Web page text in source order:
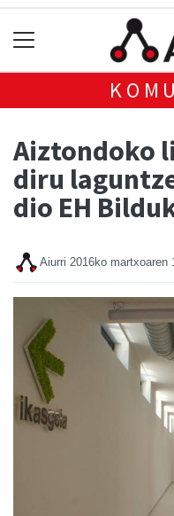
Aiztondoko
diru
dio EH
Aiurri 2016ko martxoaren